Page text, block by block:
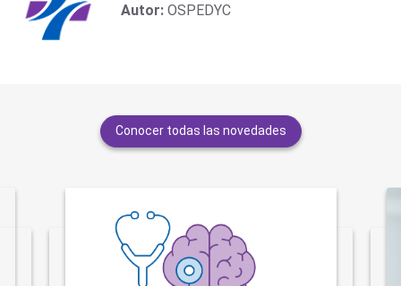
Autor: OSPEDYC
Conocer todas las novedades